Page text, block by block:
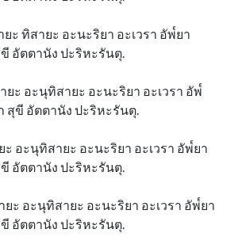
ะ ทิสายะ อะนะริยา อะเวรา อัพ๎ยา
อัตตานัง ปะริหะรันตุ.
ยะ อะนุทิสายะ อะนะริยา อะเวรา อัพ๎
สุขี อัตตานัง ปะริหะรันตุ.
อะนุทิสายะ อะนะริยา อะเวรา อัพ๎ยา
อัตตานัง ปะริหะรันตุ.
ยะ อะนุทิสายะ อะนะริยา อะเวรา อัพ๎ยา
อัตตานัง ปะริหะรันตุ.